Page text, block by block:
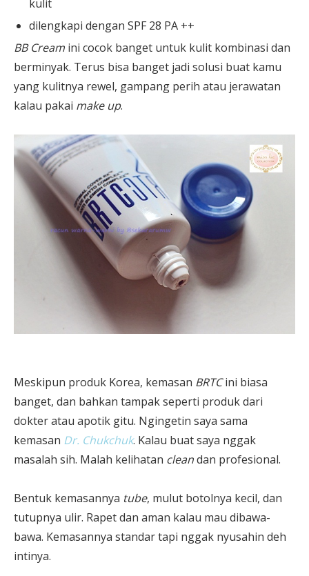
kulit
dilengkapi dengan SPF 28 PA ++
BB Cream ini cocok banget untuk kulit kombinasi dan
berminyak. Terus bisa banget jadi solusi buat kamu
yang kulitnya rewel, gampang perih atau jerawatan
kalau pakai make up.
Meskipun produk Korea, kemasan BRTCini biasa
banget, dan bahkan tampak seperti produk dari
dokter atau apotik gitu. Ngingetin saya sama
kemasan Dr. Chukchuk. Kalau buat saya nggak
masalah sih. Malah kelihatan cleandan profesional.
Bentuk kemasannya tube, mulut botolnya kecil, dan
tutupnya ulir. Rapet dan aman kalau mau dibawa-
bawa. Kemasannya standar tapi nggak nyusahin deh
intinya.